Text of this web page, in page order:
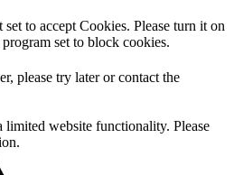
to accept Cookies. Please turn it on
set to block cookies.
please try later or contact the
website functionality. Please